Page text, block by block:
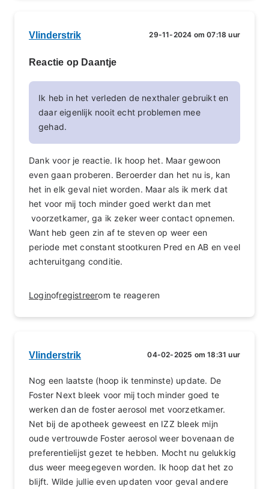
Vlinderstrik 29-11-2024 om 07:18 uur
Reactie op Daantje
Ik heb in het verleden de nexthaler gebruikt en
daar eigenlijk nooit echt problemen mee
gehad.
Dank voor je reactie. Ik hoop het. Maar gewoon
even gaan proberen. Beroerder dan het nu is, kan
het in elk geval niet worden. Maar als ik merk dat
het voor mij toch minder goed werkt dan met
voorzetkamer, ga ik zeker weer contact opnemen.
Want heb geen zin af te steven op weer een
periode met constant stootkuren Pred en AB en veel
achteruitgang conditie.
Loginofregistreerom te reageren
Vlinderstrik 04-02-2025 om 18:31 uur
Nog een laatste (hoop ik tenminste) update. De
Foster Next bleek voor mij toch minder goed te
werken dan de foster aerosol met voorzetkamer.
Net bij de apotheek geweest en IZZ bleek mijn
oude vertrouwde Foster aerosol weer bovenaan de
preferentielijst gezet te hebben. Mocht nu gelukkig
dus weer meegegeven worden. Ik hoop dat het zo
blijft. Wilde jullie even updaten voor geval andere